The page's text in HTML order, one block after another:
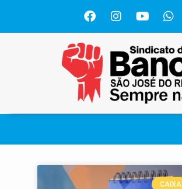
CAIXA